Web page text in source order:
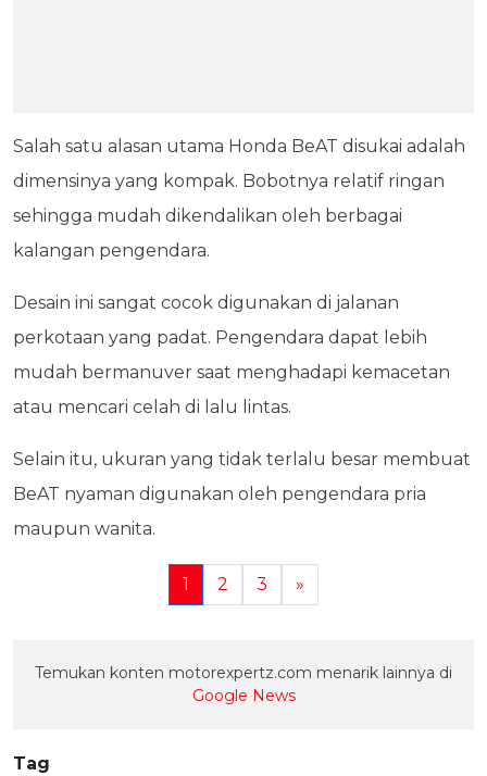
Salah satu alasan utama Honda BeAT disukai adalah
dimensinya yang kompak. Bobotnya relatif ringan
sehingga mudah dikendalikan oleh berbagai
kalangan pengendara.
Desain ini sangat cocok digunakan di jalanan
perkotaan yang padat. Pengendara dapat lebih
mudah bermanuver saat menghadapi kemacetan
atau mencari celah di lalu lintas.
Selain itu, ukuran yang tidak terlalu besar membuat
BeAT nyaman digunakan oleh pengendara pria
maupun wanita.
1 2 3 »
Temukan konten motorexpertz.com menarik lainnya di
Google News
Tag